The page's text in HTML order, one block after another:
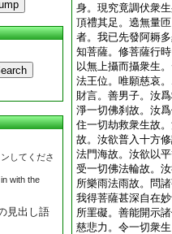
してくださ
with the
見出し語
身。現究竟調伏衆
頂禮其足。遶無量
者。我已先發阿耨
知菩薩。修菩薩行
以無上攝而攝衆生
法王位。唯願慈哀
財言。善男子。汝
淨一切佛刹故。汝
住一切劫救衆生故
故。汝欲普入十方
法門海故。汝欲以
受一切佛法輪故。
所樂雨法雨故。問
我得菩薩甚深自在
所罣礙。善能開示
慈悲力。令一切衆